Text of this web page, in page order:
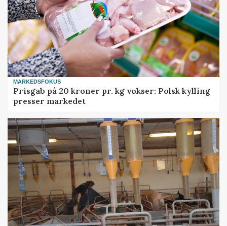
MARKEDSFOKUS
Prisgab på 20 kroner pr. kg vokser: Polsk kylling
presser markedet